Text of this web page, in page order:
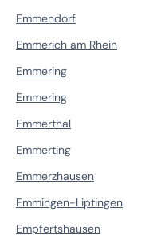
Emmendorf
Emmerich am Rhein
Emmering
Emmering
Emmerthal
Emmerting
Emmerzhausen
Emmingen-Liptingen
Empfertshausen